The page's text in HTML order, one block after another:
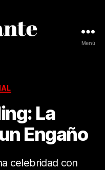
Menú
La
Engaño
celebridad con